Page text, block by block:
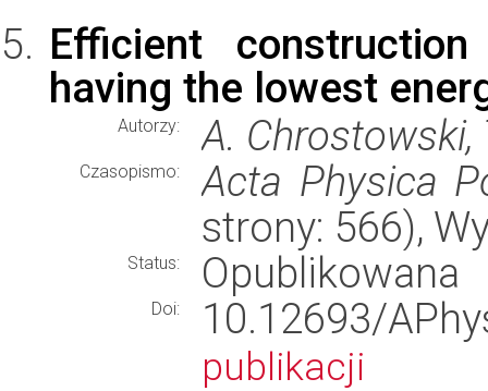
Efficient
having the lowest
Autorzy: A. Chrostowski,
Czasopismo:
Acta Physica
strony: 566),
Status: Opublikowana
Doi: 10.12693/
publikacji